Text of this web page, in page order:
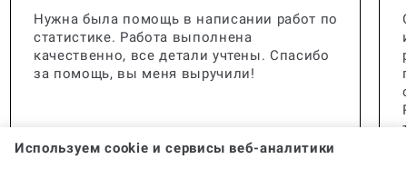
Нужна была помощь в написании работ по
статистике. Работа выполнена
качественно, все детали учтены. Спасибо
за помощь, вы меня выручили!
Используем cookie и сервисы веб-аналитики